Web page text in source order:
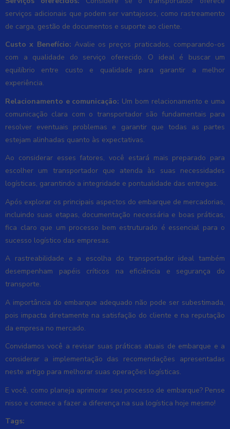
serviços adicionais que podem ser vantajosos, como rastreamento
de carga, gestão de documentos e suporte ao cliente.
Custo x Benefício: Avalie os preços praticados, comparando-os
com a qualidade do serviço oferecido. O ideal é buscar um
equilíbrio entre custo e qualidade para garantir a melhor
experiência.
Relacionamento e comunicação: Um bom relacionamento e uma
comunicação clara com o transportador são fundamentais para
resolver eventuais problemas e garantir que todas as partes
estejam alinhadas quanto às expectativas.
Ao considerar esses fatores, você estará mais preparado para
escolher um transportador que atenda às suas necessidades
logísticas, garantindo a integridade e pontualidade das entregas.
Após explorar os principais aspectos do embarque de mercadorias,
incluindo suas etapas, documentação necessária e boas práticas,
fica claro que um processo bem estruturado é essencial para o
sucesso logístico das empresas.
A rastreabilidade e a escolha do transportador ideal também
desempenham papéis críticos na eficiência e segurança do
transporte.
A importância do embarque adequado não pode ser subestimada,
pois impacta diretamente na satisfação do cliente e na reputação
da empresa no mercado.
Convidamos você a revisar suas práticas atuais de embarque e a
considerar a implementação das recomendações apresentadas
neste artigo para melhorar suas operações logísticas.
E você, como planeja aprimorar seu processo de embarque? Pense
nisso e comece a fazer a diferença na sua logística hoje mesmo!
Tags: